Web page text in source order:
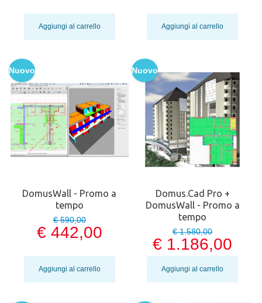
Aggiungi al carrello Aggiungi al carrello
Nuovo
DomusWall - Promo a
tempo
€ 590,00
€ 442,00
Aggiungi al carrello
Nuovo
Domus.Cad Pro +
DomusWall - Promo a
tempo
€ 1.580,00
€ 1.186,00
Aggiungi al carrello